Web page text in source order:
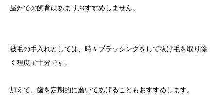
屋外での飼育はあまりおすすめしません。
被毛の手入れとしては、時々ブラッシングをして抜け毛を取り除
く程度で十分です。
加えて、歯を定期的に磨いてあげることもおすすめします。